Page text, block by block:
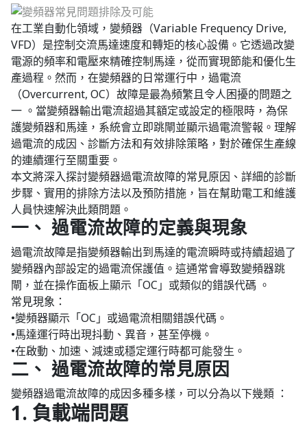
在工業自動化領域，變頻器（Variable Frequency Drive,
VFD）是控制交流馬達速度和轉矩的核心設備。它透過改變
電源的頻率和電壓來精確控制馬達，從而實現節能和優化生
產過程。然而，在變頻器的日常運行中，過電流
（Overcurrent, OC）故障是最為頻繁且令人困擾的問題之
一 。當變頻器輸出電流超過其額定或設定的極限時，為保
護變頻器和馬達，系統會立即跳閘並顯示過電流警報。理解
過電流的成因、診斷方法和有效排除策略，對於確保生產線
的連續運行至關重要。
本文將深入探討變頻器過電流故障的常見原因、詳細的診斷
步驟、實用的排除方法以及預防措施，旨在幫助電工和維護
人員快速解決此類問題。
一、 過電流故障的定義與現象
過電流故障是指變頻器輸出到馬達的電流瞬時或持續超過了
變頻器內部設定的過電流保護值。這通常會導致變頻器跳
閘，並在操作面板上顯示「OC」或類似的錯誤代碼 。
常見現象：
•變頻器顯示「OC」或過電流相關錯誤代碼。
•馬達運行時出現抖動、異音，甚至停機。
•在啟動、加速、減速或穩定運行時都可能發生。
二、 過電流故障的常見原因
變頻器過電流故障的成因多種多樣，可以分為以下幾類 ：
1. 負載端問題